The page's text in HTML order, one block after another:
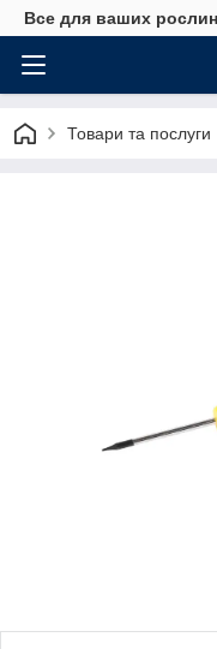
Все для ваших
Товари та послуги